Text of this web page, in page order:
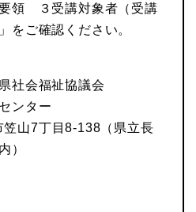
領 ３受講対象者（受講
をご確認ください。
社会福祉協議会
ンター
山7丁目8-138（県立長
）